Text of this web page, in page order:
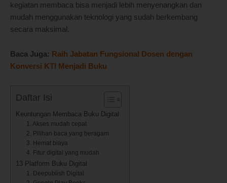
kegiatan membaca bisa menjadi lebih menyenangkan dan
mudah menggunakan teknologi yang sudah berkembang
secara maksimal.
Baca Juga: Raih Jabatan Fungsional Dosen dengan
Konversi KTI Menjadi Buku
Daftar Isi
Keuntungan Membaca Buku Digital
1. Akses mudah cepat
2. Pilihan baca yang beragam
3. Hemat biaya
4. Fitur digital yang mudah
13 Platform Buku Digital
1. Deepublish Digital